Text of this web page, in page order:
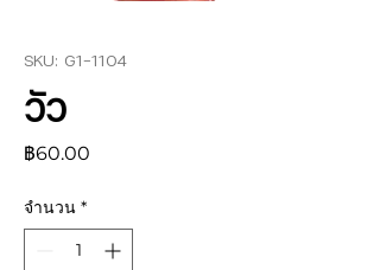
SKU: G1-1104
วัว
฿60.00
จำนวน *